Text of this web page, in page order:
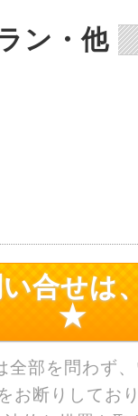
ン・他
合せは
★
部を問わず
お断りしてお